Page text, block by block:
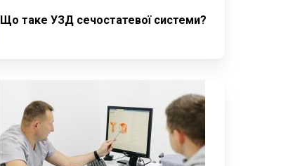
Що таке УЗД сечостатевої системи?